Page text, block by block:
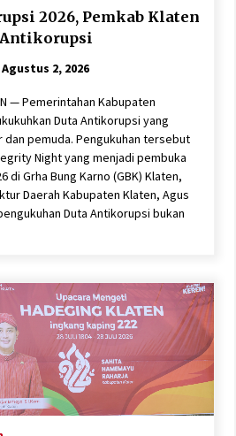
2026, Pemkab Klaten
2, 2026
— Pemerintahan Kabupaten
Duta Antikorupsi yang
pemuda. Pengukuhan tersebut
Night yang menjadi pembuka
di Grha Bung Karno (GBK) Klaten,
Daerah Kabupaten Klaten, Agus
Duta Antikorupsi bukan